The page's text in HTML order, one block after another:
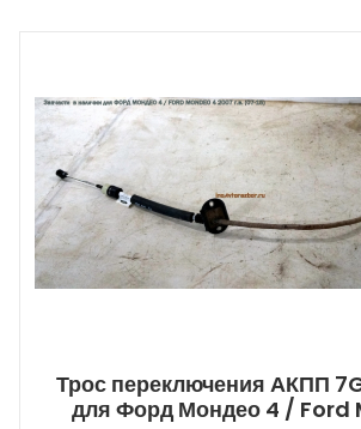
Трос переключения АКПП
для Форд Мондео 4 / Ford